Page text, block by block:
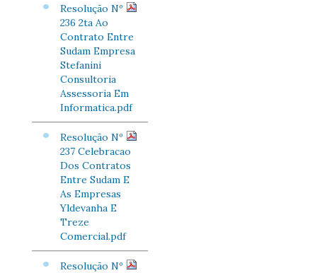
Resolução Nº
236 2ta Ao
Contrato Entre
Sudam Empresa
Stefanini
Consultoria
Assessoria Em
Informatica.pdf
Resolução Nº
237 Celebracao
Dos Contratos
Entre Sudam E
As Empresas
Yldevanha E
Treze
Comercial.pdf
Resolução Nº